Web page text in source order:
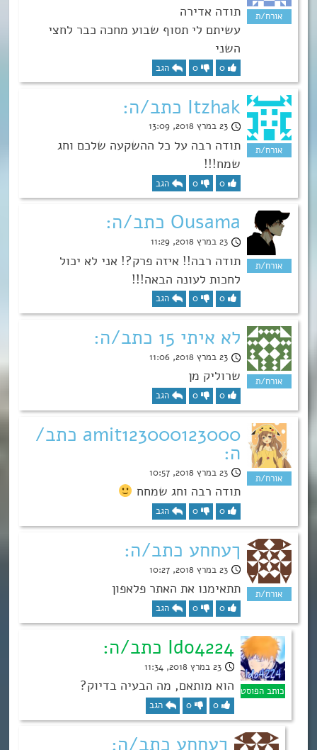
תודה אדירה
עשיתם לי תסוף שבוע מחכה כבר לחצי
השני
0
0 הגב
Itzhak כתב/ה:
23 במרץ 2018, 13:09
תודה רבה על כל ההשקעה שלכם וחג
שמח!!!
0
0 הגב
Ousama כתב/ה:
23 במרץ 2018, 11:29
תודה רבה!! איזה פרק?! אני לא יכול
לחכות לעונה הבאה!!!
0
0 הגב
לא איתי 15 כתב/ה:
23 במרץ 2018, 11:06
שרוליק מן
0
0 הגב
amit123000123000 כתב/
ה:
23 במרץ 2018, 10:57
תודה רבה וחג שמחח
0
0 הגב
ךעחחע כתב/ה:
23 במרץ 2018, 10:27
תתאימנו את האתר פלאפון
0
0 הגב
Ido4224 כתב/ה:
23 במרץ 2018, 11:34
הוא מותאם, מה הבעיה בדיוק?
0
0 הגב
ךעחחע כתב/ה: